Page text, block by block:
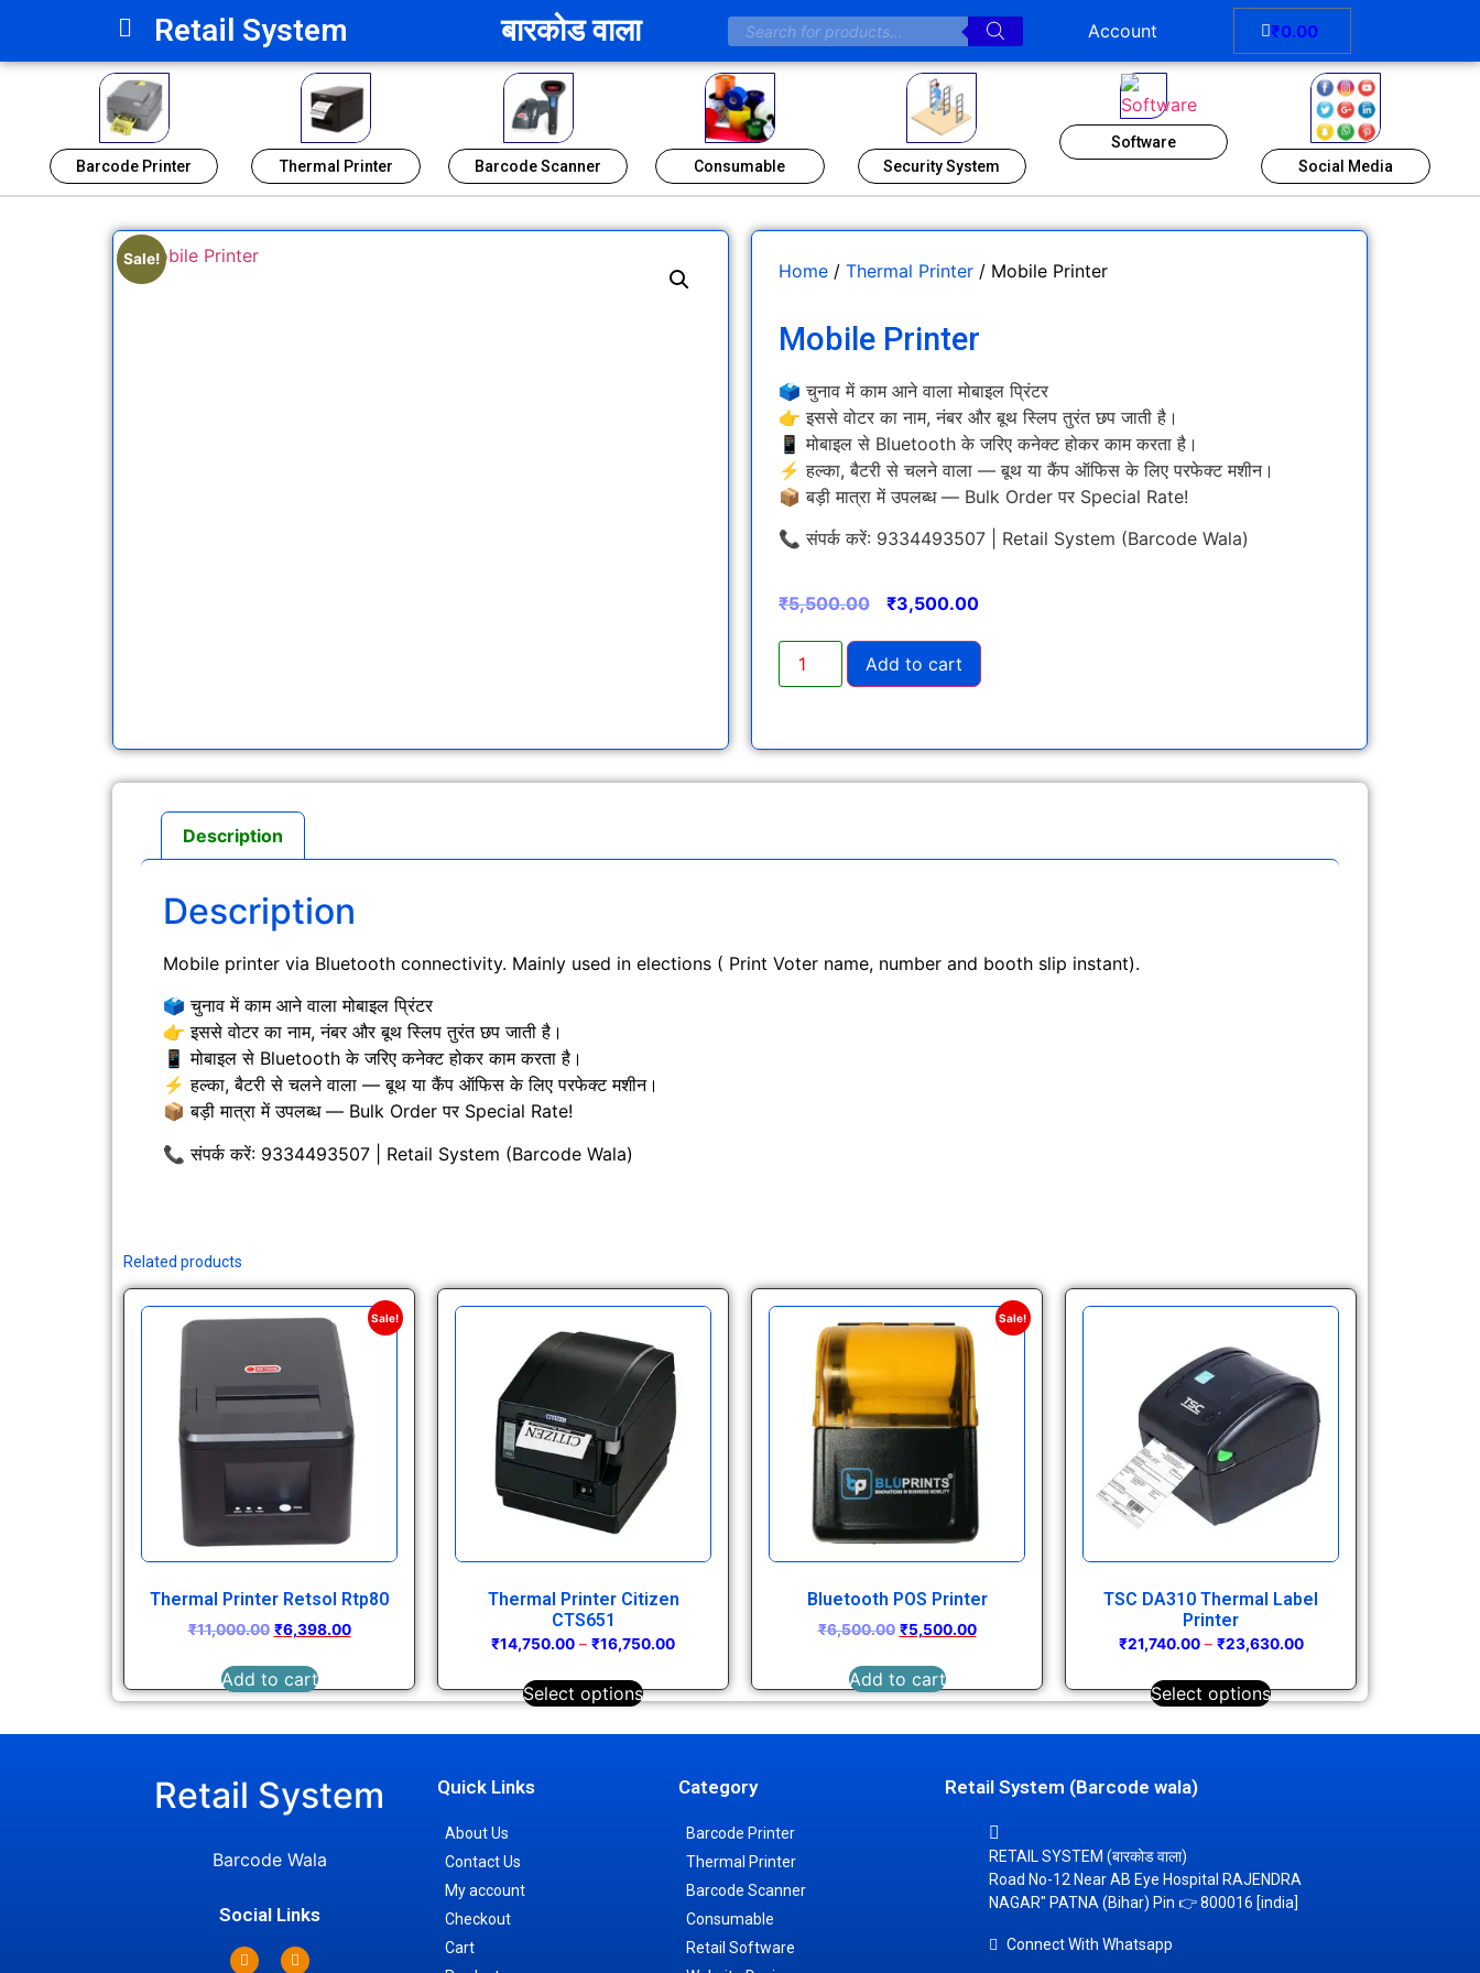
Retail System बारकोड वाला Account ₹0.00
Barcode Printer Thermal Printer Barcode Scanner Consumable Security System
Software
Social Media
Sale!
Home / Thermal Printer / Mobile Printer
Mobile Printer
🗳️ चुनाव में काम आने वाला मोबाइल प्रिंटर
👉 इससे वोटर का नाम, नंबर और बूथ स्लिप तुरंत छप जाती है।
📱 मोबाइल से Bluetooth के जरिए कनेक्ट होकर काम करता है।
⚡ हल्का, बैटरी से चलने वाला — बूथ या कैंप ऑफिस के लिए परफेक्ट मशीन।
📦 बड़ी मात्रा में उपलब्ध — Bulk Order पर Special Rate!
📞 संपर्क करें: 9334493507 | Retail System (Barcode Wala)
₹5,500.00 ₹3,500.00
Add to cart
Description
Description
Mobile printer via Bluetooth connectivity. Mainly used in elections ( Print Voter name, number and booth slip instant).
🗳️ चुनाव में काम आने वाला मोबाइल प्रिंटर
👉 इससे वोटर का नाम, नंबर और बूथ स्लिप तुरंत छप जाती है।
📱 मोबाइल से Bluetooth के जरिए कनेक्ट होकर काम करता है।
⚡ हल्का, बैटरी से चलने वाला — बूथ या कैंप ऑफिस के लिए परफेक्ट मशीन।
📦 बड़ी मात्रा में उपलब्ध — Bulk Order पर Special Rate!
📞 संपर्क करें: 9334493507 | Retail System (Barcode Wala)
Related products
Sale!
Thermal Printer Retsol Rtp80
₹11,000.00 ₹6,398.00
Add to cart
Thermal Printer Citizen
CTS651
₹14,750.00 – ₹16,750.00
Select options
Sale!
Bluetooth POS Printer
₹6,500.00 ₹5,500.00
Add to cart
TSC DA310 Thermal Label
Printer
₹21,740.00– ₹23,630.00
Select options
Retail System
Barcode Wala
Social Links
Quick Links
About Us
Contact Us
My account
Checkout
Cart
Category
Barcode Printer
Thermal Printer
Barcode Scanner
Consumable
Retail Software
Retail System (Barcode wala)
RETAIL SYSTEM (बारकोड वाला)
Road No-12 Near AB Eye Hospital RAJENDRA
NAGAR" PATNA (Bihar) Pin 👉 800016 [india]
Connect With Whatsapp